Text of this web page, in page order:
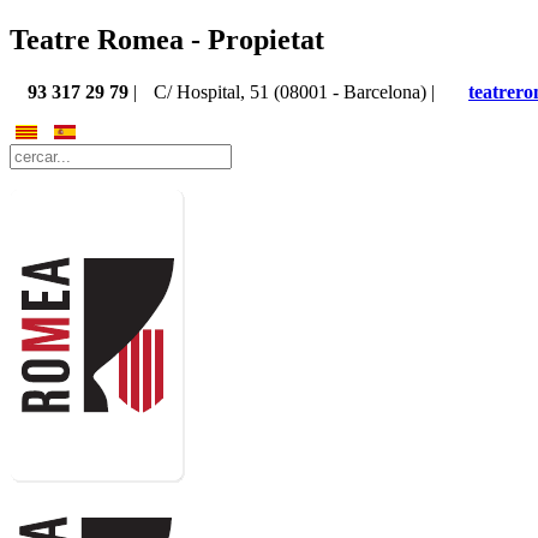
Teatre Romea - Propietat
93 317 29 79 | C/ Hospital, 51 (08001 - Barcelona) |